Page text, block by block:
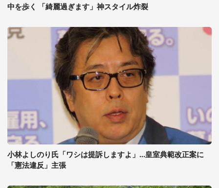
中を歩く 「綺麗過ぎます」神スタイル炸裂
小林よしのり氏「ワシは提訴しますよ」...皇室典範改正案に
「憲法違反」主張